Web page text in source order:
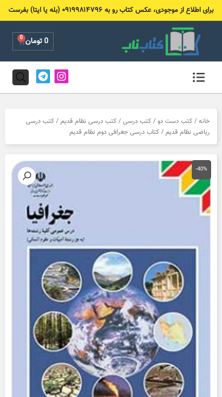
برای اطلاع از موجودی، عکس کتاب رو به ۰۹۱۹۹۸۱۴۷۹۶ (بله یا ایتا) بفرست
0تومان 0
Cart
I
n
s
g
a
T
e
l
r
m
خانه / کتب دست دو / کتب درسی / کتب درسی نظام قدیم / کتب درسی
ریاضی نظام قدیم / کتاب درسی جغرافی دوم نظام قدیم
-40%